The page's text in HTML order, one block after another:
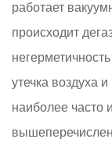
работает
происходит
утечка воздуха
наиболее часто